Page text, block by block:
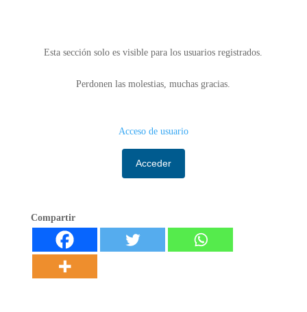
Esta sección solo es visible para los usuarios registrados.
Perdonen las molestias, muchas gracias.
Acceso de usuario
Acceder
Compartir